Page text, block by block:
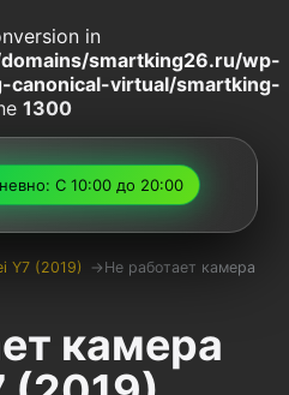
in
smartking26.ru/wp-
canonical-virtual/smartking-
1300
С 10:00 до 20:00
Y7 (2019) → Не работает камера
камера